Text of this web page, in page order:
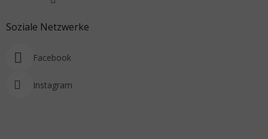
Soziale Netzwerke
Facebook
Instagram